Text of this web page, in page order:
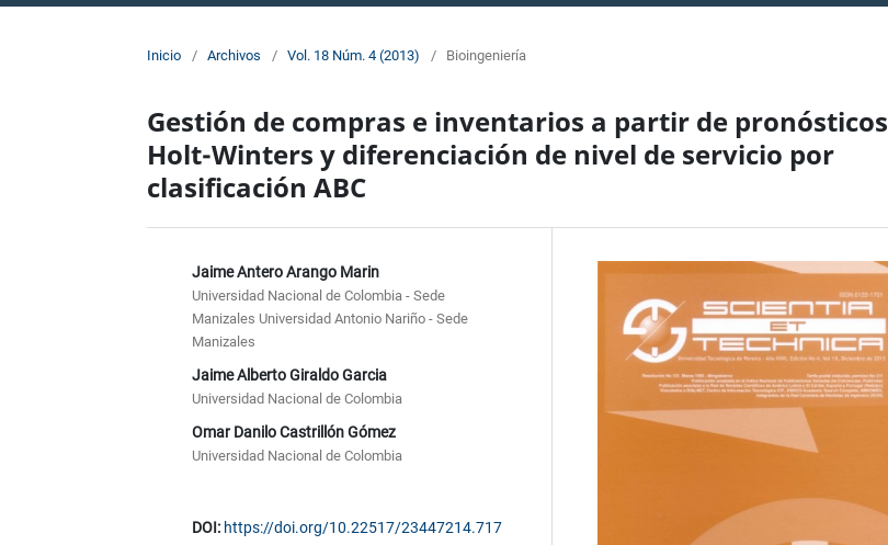
Inicio / Archivos / Vol. 18 Núm. 4 (2013) / Bioingeniería
Gestión de compras e inventarios a partir de pronósticos
Holt-Winters y diferenciación de nivel de servicio por
clasificación ABC
Jaime Antero Arango Marin
Universidad Nacional de Colombia - Sede
Manizales Universidad Antonio Nariño - Sede
Manizales
Jaime Alberto Giraldo Garcia
Universidad Nacional de Colombia
Omar Danilo Castrillón Gómez
Universidad Nacional de Colombia
DOI: https://doi.org/10.22517/23447214.717